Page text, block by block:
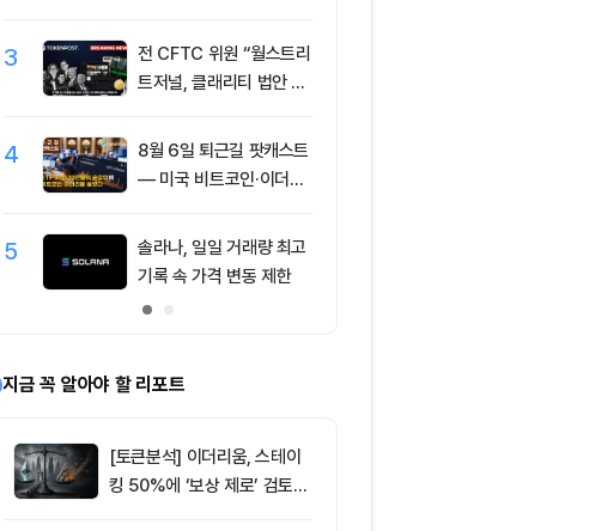
3
전 CFTC 위원 “월스트리
트저널, 클래리티 법안 오
4
8월 6일 퇴근길 팟캐스트
— 미국 비트코인·이더리
달러 순유입, 대형자산 쏠
림 강화
5
솔라나, 일일 거래량 최고
기록 속 가격 변동 제한
지금 꼭 알아야 할 리포트
[토큰분석] 이더리움, 스테이
킹 50%에 ‘보상 제로’ 검토…